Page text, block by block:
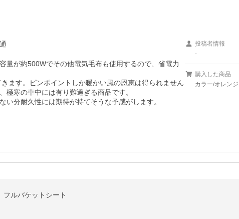
量が約500Wでその他電気毛布も使用するので、省電力
ます。ピンポイントしか暖かい風の恩恵は得られません
極寒の車中には有り難過ぎる商品です。
分耐久性には期待が持てそうな予感がします。
投稿者情報
-
購入した商品
カラー/オレンジ
フルバケットシート